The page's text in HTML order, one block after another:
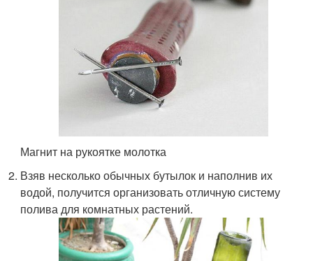
Магнит на рукоятке молотка
Взяв несколько обычных бутылок и наполнив их
водой, получится организовать отличную систему
полива для комнатных растений.